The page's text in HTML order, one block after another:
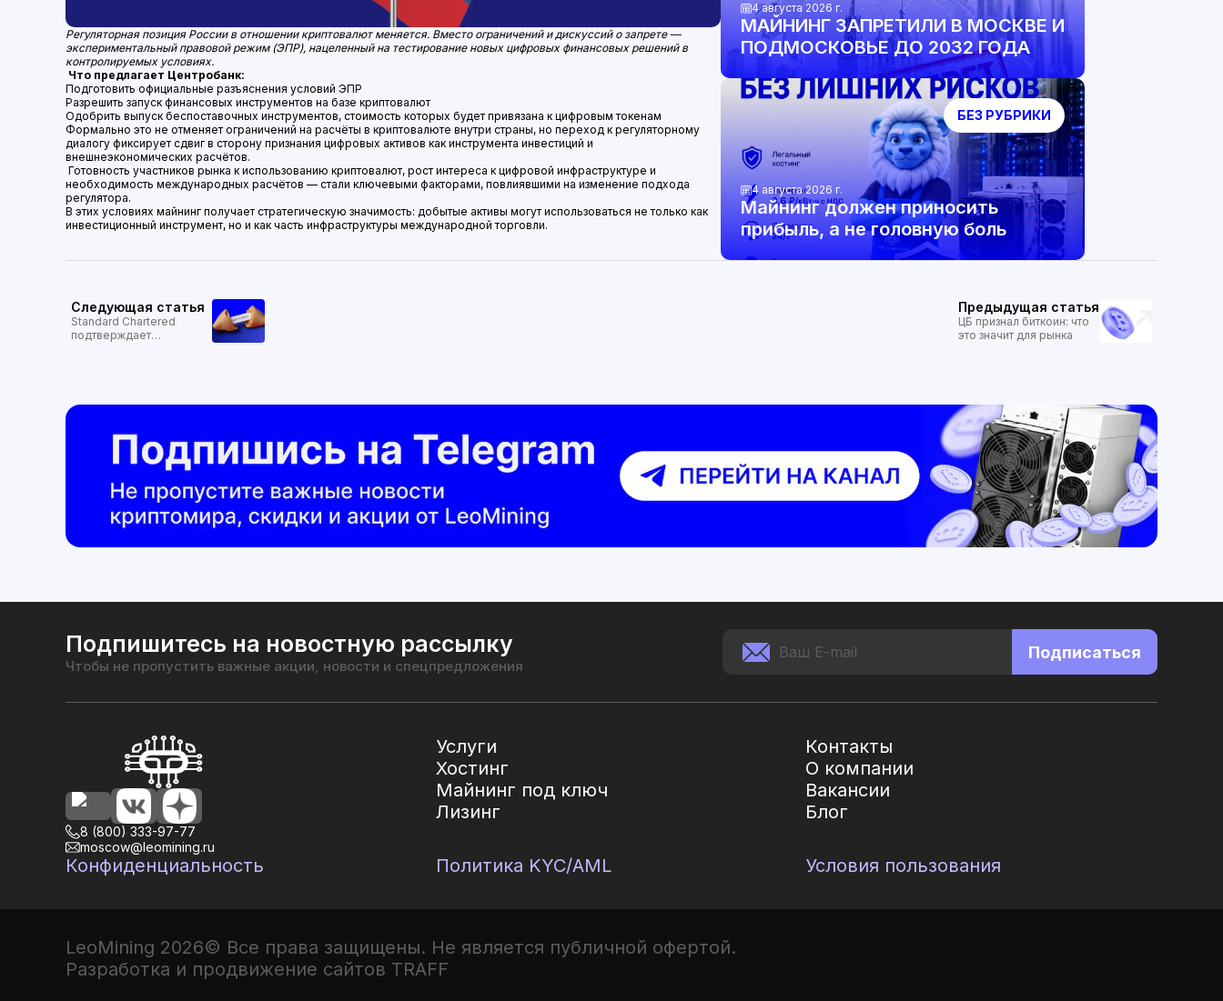
Регуляторная позиция России в отношении криптовалют меняется. Вместо ограничений и дискуссий о запрете —
экспериментальный правовой режим (ЭПР), нацеленный на тестирование новых цифровых финансовых решений в
контролируемых условиях.
Что предлагает Центробанк:
Подготовить официальные разъяснения условий ЭПР
Разрешить запуск финансовых инструментов на базе криптовалют
Одобрить выпуск беспоставочных инструментов, стоимость которых будет привязана к цифровым токенам
Формально это не отменяет ограничений на расчёты в криптовалюте внутри страны, но переход к регуляторному
диалогу фиксирует сдвиг в сторону признания цифровых активов как инструмента инвестиций и
внешнеэкономических расчётов.
Готовность участников рынка к использованию криптовалют, рост интереса к цифровой инфраструктуре и
необходимость международных расчётов — стали ключевыми факторами, повлиявшими на изменение подхода
регулятора.
В этих условиях майнинг получает стратегическую значимость: добытые активы могут использоваться не только как
инвестиционный инструмент, но и как часть инфраструктуры международной торговли.
4 августа 2026 г.
МАЙНИНГ ЗАПРЕТИЛИ В МОСКВЕ И
ПОДМОСКОВЬЕ ДО 2032 ГОДА
БЕЗ РУБРИКИ
4 августа 2026 г.
Майнинг должен приносить
прибыль, а не головную боль
Следующая статья
Standard Chartered
подтверждает
Предыдущая статья
ЦБ признал биткоин: что
это значит для рынка
Подпишитесь на новостную рассылку
Чтобы не пропустить важные акции, новости и спецпредложения
Подписаться
8 (800) 333-97-77
moscow@leomining.ru
Услуги
Хостинг
Майнинг под ключ
Лизинг
Контакты
О компании
Вакансии
Блог
Конфиденциальность Политика KYC/AML Условия пользования
LeoMining 2026© Все права защищены. Не является публичной офертой.
Разработка и продвижение сайтов TRAFF